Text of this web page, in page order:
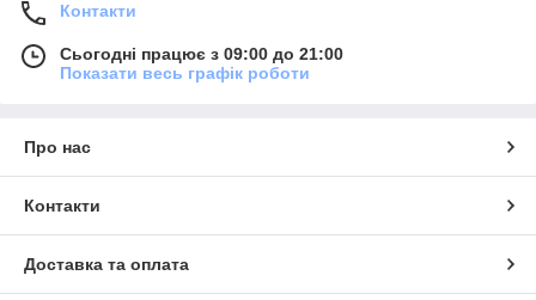
Контакти
Сьогодні працює з 09:00 до 21:00
Показати весь графік роботи
Про нас
Контакти
Доставка та оплата